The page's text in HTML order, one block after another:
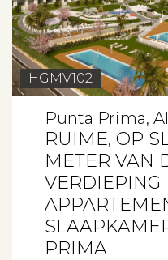
HGMV102
Punta Prima,
RUIME, OP
METER VAN
VERDIEPING
PRIMA